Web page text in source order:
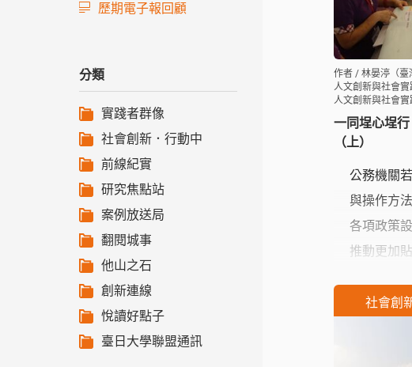
一同埕心埕
（上）
作者 / 林晏渟（臺
人文創新與社會
人文創新與社會實
公務機關
與操作方
各項政策
推動更加
公務人力
社會創
歷期電子報回顧
分類
實踐者群像
社會創新．行動中
前線紀實
研究焦點站
案例放送局
翻閱城事
他山之石
創新連線
悅讀好點子
臺日大學聯盟通訊